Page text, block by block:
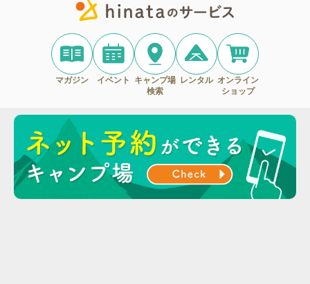
マガジン イベント
キャンプ場
検索
レンタル オンライン
ショップ